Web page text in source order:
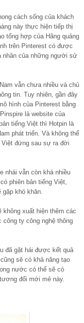
cách sống của khách
này thực hiện tiếp thị
tổng hợp của Hãng quảng
trên Pinterest có được
nhân của những người sử
vẫn chưa nhiều và chủ
tin. Tuy nhiên, gần đây
hình của Pinterest bằng
là website của
tiếng Việt thì Hotpin là
phát triển. Và không thể
đứng sau sự ra đời
nhái vẫn còn khá nhiều
phiên bản tiếng Việt,
khó khăn.
xuất hiện thêm các
công ty công nghệ thông
đã gặt hái được kết quả
sẽ có khả năng tạo
nước có thể sẽ có
đối mới mẻ này.